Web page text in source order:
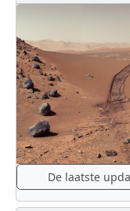
De laatste